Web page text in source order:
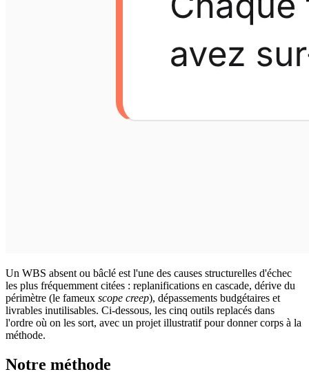
Un WBS absent ou bâclé est l'une des causes structurelles d'échec
les plus fréquemment citées : replanifications en cascade, dérive du
périmètre (le fameux scope creep), dépassements budgétaires et
livrables inutilisables. Ci-dessous, les cinq outils replacés dans
l'ordre où on les sort, avec un projet illustratif pour donner corps à la
méthode.
Notre méthode